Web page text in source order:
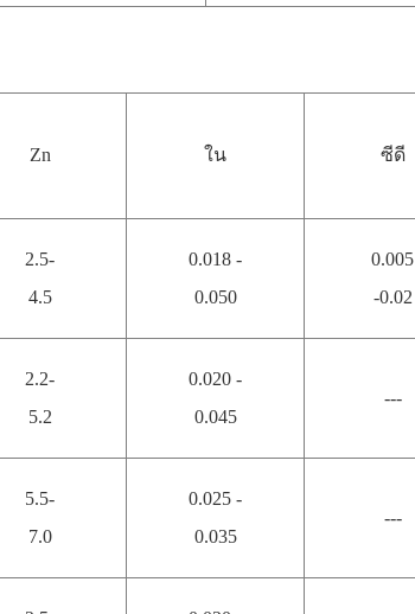
Zn ใน ซีดี
2.5-
4.5
0.018 -
0.050
0.005
-0.02
2.2-
5.2
0.020 -
0.045
---
5.5-
7.0
0.025 -
0.035
---